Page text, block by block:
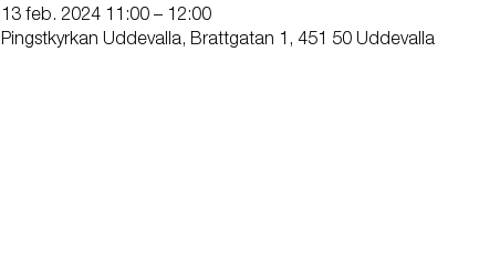
13 feb. 2024 11:00 – 12:00
Pingstkyrkan Uddevalla, Brattgatan 1, 451 50 Uddevalla